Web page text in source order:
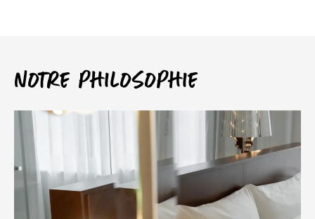
Notre philosophie